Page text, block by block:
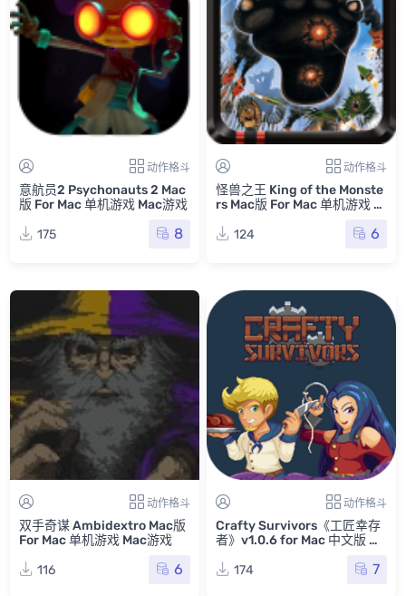
动作格斗
意航员2 Psychonauts 2 Mac
版 For Mac 单机游戏 Mac游戏
175
8
动作格斗
怪兽之王 King of the Monste
rs Mac版 For Mac 单机游戏 M
124
6
动作格斗
双手奇谋 Ambidextro Mac版
For Mac 单机游戏 Mac游戏
116
6
动作格斗
Crafty Survivors《工匠幸存
者》v1.0.6 for Mac 中文版 像
174
7